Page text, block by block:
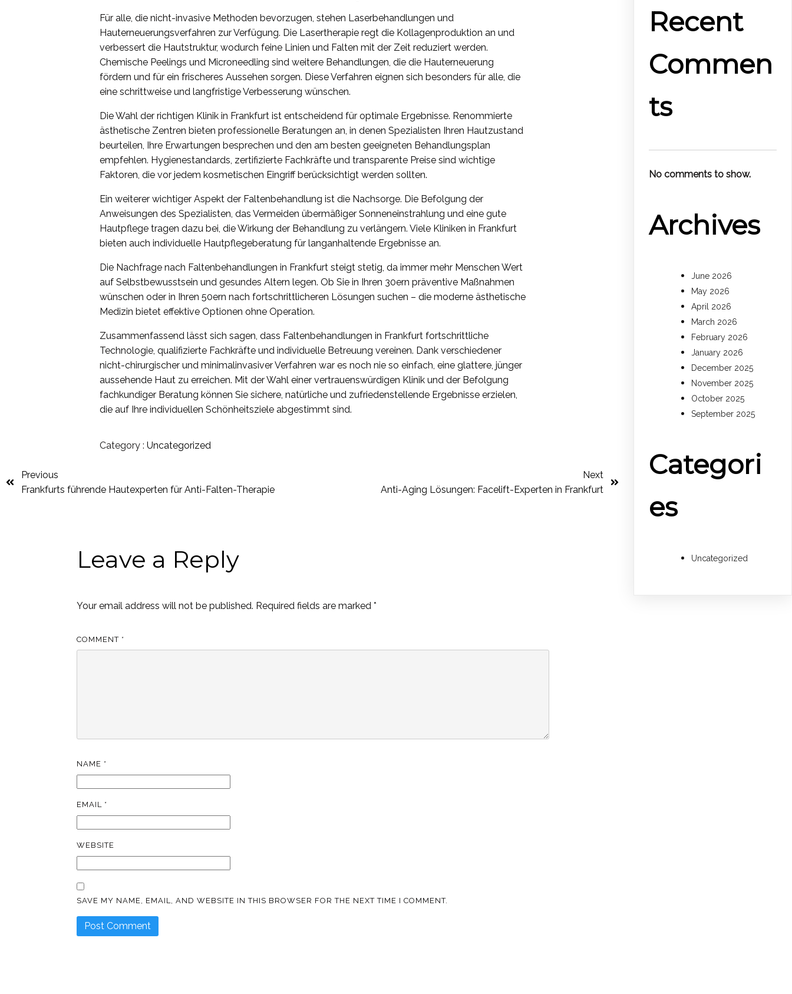
Für alle, die nicht-invasive Methoden bevorzugen, stehen Laserbehandlungen und
Hauterneuerungsverfahren zur Verfügung. Die Lasertherapie regt die Kollagenproduktion an und
verbessert die Hautstruktur, wodurch feine Linien und Falten mit der Zeit reduziert werden.
Chemische Peelings und Microneedling sind weitere Behandlungen, die die Hauterneuerung
fördern und für ein frischeres Aussehen sorgen. Diese Verfahren eignen sich besonders für alle, die
eine schrittweise und langfristige Verbesserung wünschen.
Die Wahl der richtigen Klinik in Frankfurt ist entscheidend für optimale Ergebnisse. Renommierte
ästhetische Zentren bieten professionelle Beratungen an, in denen Spezialisten Ihren Hautzustand
beurteilen, Ihre Erwartungen besprechen und den am besten geeigneten Behandlungsplan
empfehlen. Hygienestandards, zertifizierte Fachkräfte und transparente Preise sind wichtige
Faktoren, die vor jedem kosmetischen Eingriff berücksichtigt werden sollten.
Ein weiterer wichtiger Aspekt der Faltenbehandlung ist die Nachsorge. Die Befolgung der
Anweisungen des Spezialisten, das Vermeiden übermäßiger Sonneneinstrahlung und eine gute
Hautpflege tragen dazu bei, die Wirkung der Behandlung zu verlängern. Viele Kliniken in Frankfurt
bieten auch individuelle Hautpflegeberatung für langanhaltende Ergebnisse an.
Die Nachfrage nach Faltenbehandlungen in Frankfurt steigt stetig, da immer mehr Menschen Wert
auf Selbstbewusstsein und gesundes Altern legen. Ob Sie in Ihren 30ern präventive Maßnahmen
wünschen oder in Ihren 50ern nach fortschrittlicheren Lösungen suchen – die moderne ästhetische
Medizin bietet effektive Optionen ohne Operation.
Zusammenfassend lässt sich sagen, dass Faltenbehandlungen in Frankfurt fortschrittliche
Technologie, qualifizierte Fachkräfte und individuelle Betreuung vereinen. Dank verschiedener
nicht-chirurgischer und minimalinvasiver Verfahren war es noch nie so einfach, eine glattere, jünger
aussehende Haut zu erreichen. Mit der Wahl einer vertrauenswürdigen Klinik und der Befolgung
fachkundiger Beratung können Sie sichere, natürliche und zufriedenstellende Ergebnisse erzielen,
die auf Ihre individuellen Schönheitsziele abgestimmt sind.
Category : Uncategorized
Previous
Frankfurts führende Hautexperten für Anti-Falten-Therapie
Next
Anti-Aging Lösungen: Facelift-Experten in Frankfurt
Leave a Reply
Your email address will not be published. Required fields are marked*
COMMENT *
NAME *
EMAIL *
WEBSITE
SAVE MY NAME, EMAIL, AND WEBSITE IN THIS BROWSER FOR THE NEXT TIME I COMMENT.
Recent
Commen
ts
No comments to show.
Archives
June 2026
May 2026
April 2026
March 2026
February 2026
January 2026
December 2025
November 2025
October 2025
September 2025
Categori
es
Uncategorized